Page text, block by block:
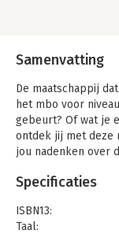
Samenvatting
De maatschappij
het mbo voor
gebeurt? Of wat je
ontdek jij met deze
jou nadenken over
aan de slag met
komt.
Specificaties
ISBN13:
Taal: